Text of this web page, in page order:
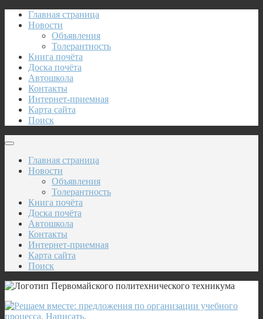
Главная страница
Новости
Объявления
Толерантность
Книга почёта
Доска почёта
Автошкола
Контакты
Интернет-приемная
Карта сайта
Поиск
Главная страница
Новости
Объявления
Толерантность
Книга почёта
Доска почёта
Автошкола
Контакты
Интернет-приемная
Карта сайта
Поиск